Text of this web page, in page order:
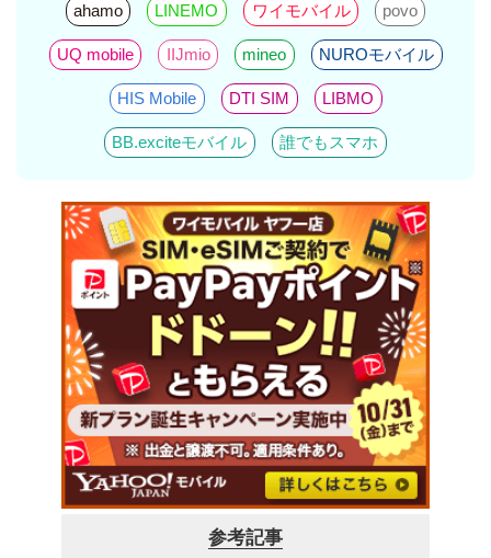
ahamo LINEMO ワイモバイル povo
UQ mobile IIJmio mineo NUROモバイル
HIS Mobile DTI SIM LIBMO
BB.exciteモバイル 誰でもスマホ
参考記事